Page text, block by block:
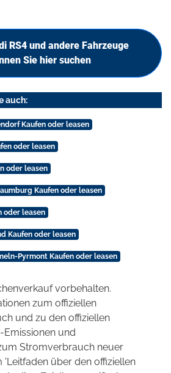
RS4 und andere Fahrzeuge
Sie hier suchen
auch:
Kaufen oder leasen
oder leasen
oder leasen
Kaufen oder leasen
oder leasen
Kaufen oder leasen
Pyrmont Kaufen oder leasen
vorbehalten.
zum offiziellen
und zu den offiziellen
-Emissionen und
Stromverbrauch neuer
'Leitfaden über den offiziellen